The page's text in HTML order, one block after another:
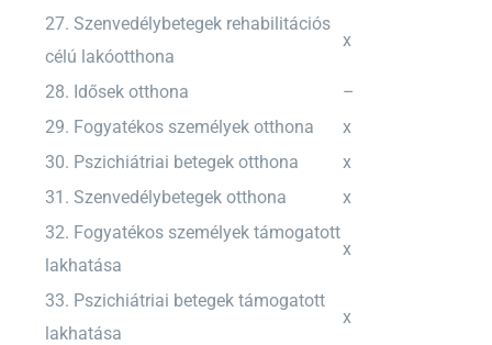
27. Szenvedélybetegek rehabilitációs
célú lakóotthona
x
28. Idősek otthona
–
29. Fogyatékos személyek otthona
x
30. Pszichiátriai betegek otthona
x
31. Szenvedélybetegek otthona
x
32. Fogyatékos személyek támogatott
lakhatása
x
33. Pszichiátriai betegek támogatott
lakhatása
x